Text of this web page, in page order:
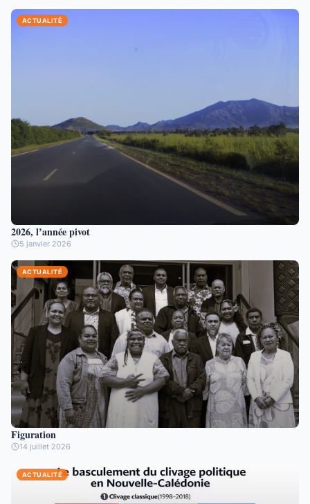
ACTUALITÉ
2026, l’année pivot
5 janvier 2026
ACTUALITÉ
Figuration
14 juillet 2026
ACTUALITÉ